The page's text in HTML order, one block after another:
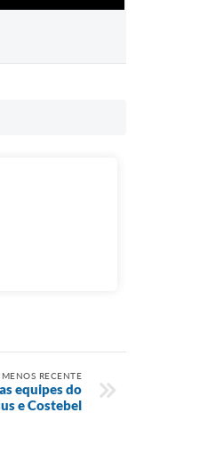
RECENTE
equipes do
e Costebel